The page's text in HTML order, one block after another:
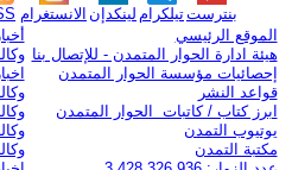
الانستغرام لينكدإن تيلكرامبنترست
الموقع الرئيسي
هيئة ادارة الحوار المتمدن - للإتصال بنا
إحصائيات مؤسسة الحوار المتمدن
قواعد النشر
ابرز كتاب / كاتبات الحوار المتمدن
يوتيوب التمدن
مكتبة التمدن